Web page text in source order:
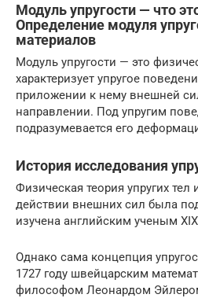
Модуль упругости — что
Определение модуля
материалов
Модуль упругости — это
характеризует упругое
приложении к нему внешней
направлении. Под упругим
подразумевается его
История исследования
Физическая теория упругих
действии внешних сил была
изучена английским ученым
Однако сама концепция
1727 году швейцарским
философом Леонардом